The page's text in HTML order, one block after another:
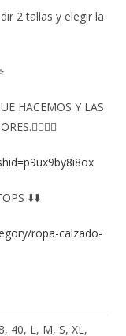
2 tallas y elegir la
HACEMOS Y LAS
⬇️⬇️
ropa-calzado-
40, L, M, S, XL,